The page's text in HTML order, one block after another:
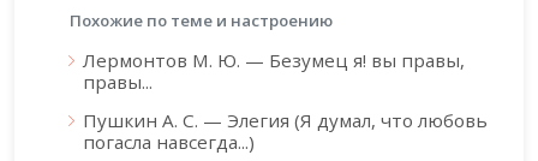
Похожие по теме и настроению
Лермонтов М. Ю. — Безумец я! вы правы,
правы...
Пушкин А. С. — Элегия (Я думал, что любовь
погасла навсегда...)